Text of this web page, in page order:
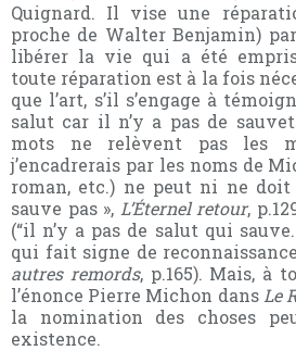
Quignard. Il vise une
proche de Walter Benjamin)
libérer la vie qui a été
toute réparation est à la fois
que l’art, s’il s’engage à
salut car il n’y a pas de
mots ne relèvent pas les
j’encadrerais par les noms de
roman, etc.) ne peut ni ne
sauve pas », L’Éternel retour,
(“il n’y a pas de salut qui
qui fait signe de
autres remords, p.165). Mais, à
l’énonce Pierre Michon dans Le
la nomination des choses
existence.